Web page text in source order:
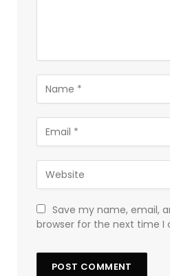
Save my name, email,
browser for the next time I